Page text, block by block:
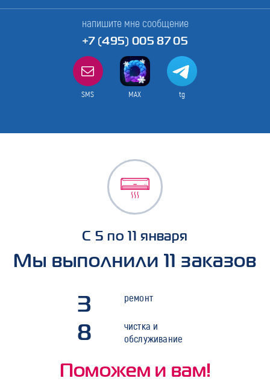
напишите мне сообщение
+7 (495) 005 87 05
SMS MAX tg
С 5 по 11 января
Мы выполнили 11 заказов
3 ремонт
8
чистка и
обслуживание
Поможем и вам!